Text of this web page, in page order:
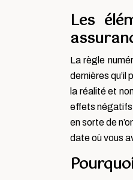
Les
La règle
dernières qu’il
la réalité et
effets négatifs
en sorte de
date où vous